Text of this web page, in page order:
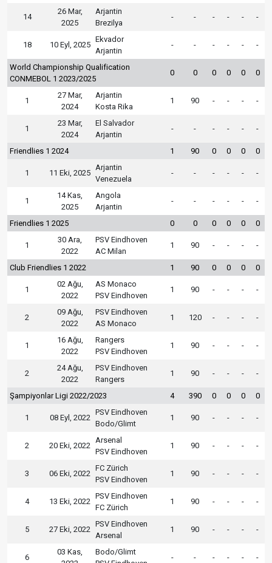
14
26 Mar,
2025
Arjantin
Brezilya
- - - - - -
18 10 Eyl, 2025
Ekvador
Arjantin
- - - - - -
World Championship Qualification
CONMEBOL 1 2023/2025
0 0 0 0 0 0
1
27 Mar,
2024
Arjantin
Kosta Rika
1 90 - - - -
1
23 Mar,
2024
El Salvador
Arjantin
- - - - - -
Friendlies 1 2024 1 90 0 0 0 0
1 11 Eki, 2025
Arjantin
Venezuela
- - - - - -
1
14 Kas,
2025
Angola
Arjantin
- - - - - -
Friendlies 1 2025 0 0 0 0 0 0
1
30 Ara,
2022
PSV Eindhoven
AC Milan
1 90 - - - -
Club Friendlies 1 2022 1 90 0 0 0 0
1
02 Ağu,
2022
AS Monaco
PSV Eindhoven
1 90 - - - -
2
09 Ağu,
2022
PSV Eindhoven
AS Monaco
1 120 - - - -
1
16 Ağu,
2022
Rangers
PSV Eindhoven
1 90 - - - -
2
24 Ağu,
2022
PSV Eindhoven
Rangers
1 90 - - - -
Şampiyonlar Ligi 2022/2023 4 390 0 0 0 0
1 08 Eyl, 2022
PSV Eindhoven
Bodo/Glimt
1 90 - - - -
2 20 Eki, 2022
Arsenal
PSV Eindhoven
1 90 - - - -
3 06 Eki, 2022
FC Zürich
PSV Eindhoven
1 90 - - - -
4 13 Eki, 2022
PSV Eindhoven
FC Zürich
1 90 - - - -
5 27 Eki, 2022
PSV Eindhoven
Arsenal
1 90 - - - -
6
03 Kas,
Bodo/Glimt
- - - - - -